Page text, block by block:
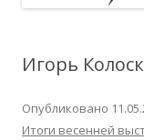
Игорь
Опубликовано
Итоги весенней